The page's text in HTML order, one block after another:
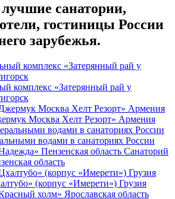
санатории,
гостиницы России
зарубежья.
комплекс «Затерянный рай у
Москва Хелт Резорт» Армения
водами в санаториях России
Санаторий
область
(корпус «Имерети») Грузия